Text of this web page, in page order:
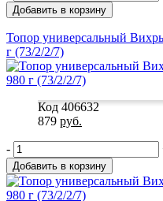
Добавить в корзину
Топор универсальный
г (73/2/2/7)
Код 406632
879 руб.
-
Добавить в корзину